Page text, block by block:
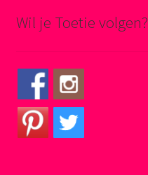
Wil je Toetie volgen?